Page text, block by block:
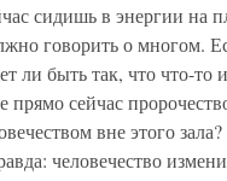
сидишь в энергии на
говорить о многом.
ли быть так, что что-
прямо сейчас
вне этого
человечество